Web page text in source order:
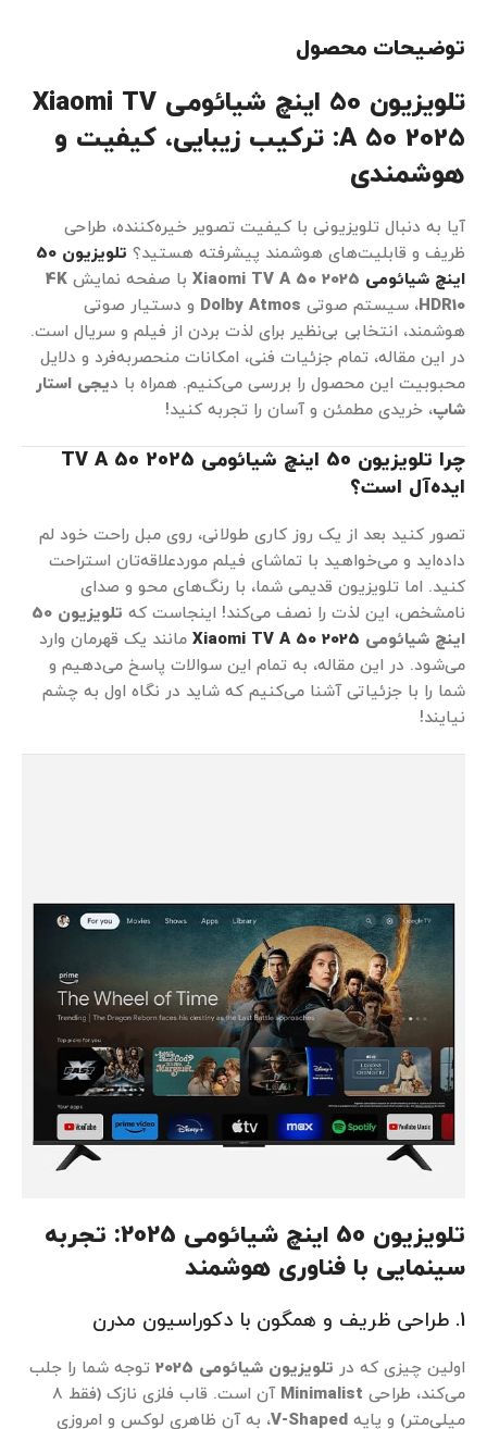
توضیحات محصول
تلویزیون 50 اینچ شیائومی Xiaomi TV
A 50 2025: ترکیب زیبایی، کیفیت و
هوشمندی
آیا به دنبال تلویزیونی با کیفیت تصویر خیره‌کننده، طراحی
ظریف و قابلیت‌های هوشمند پیشرفته هستید؟
تلویزیون 50
اینچ شیائومی
با صفحه نمایش 4K
HDR10، سیستم صوتی Dolby Atmos و دستیار صوتی
هوشمند، انتخابی بی‌نظیر برای لذت بردن از فیلم و سریال است.
در این مقاله، تمام جزئیات فنی، امکانات منحصربه‌فرد و دلایل
محبوبیت این محصول را بررسی می‌کنیم. همراه با دیجی استار
شاپ، خریدی مطمئن و آسان را تجربه کنید!
چرا تلویزیون 50 اینچ شیائومی TV A 50 2025
ایده‌آل است؟
تصور کنید بعد از یک روز کاری طولانی، روی مبل راحت خود لم
داده‌اید و می‌خواهید با تماشای فیلم موردعلاقه‌تان استراحت
کنید. اما تلویزیون قدیمی شما، با رنگ‌های محو و صدای
نامشخص، این لذت را نصف می‌کند! اینجاست که
تلویزیون 50
اینچ شیائومی Xiaomi TV A 50 2025 مانند یک قهرمان وارد
می‌شود. در این مقاله، به تمام این سوالات پاسخ می‌دهیم و
شما را با جزئیاتی آشنا می‌کنیم که شاید در نگاه اول به چشم
نیایند!
تلویزیون 50 اینچ شیائومی 2025: تجربه
سینمایی با فناوری هوشمند
1. طراحی ظریف و همگون با دکوراسیون مدرن
اولین چیزی که در تلویزیون شیائومی 2025
توجه شما را جلب
می‌کند، طراحی Minimalist
آن است. قاب فلزی نازک (فقط ۸
میلی‌متر) و پایه V-Shaped، به آن ظاهری لوکس و امروزی